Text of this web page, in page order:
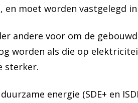
en moet worden vastgelegd
andere voor om de
worden als die op
sterker.
energie (SDE+ en